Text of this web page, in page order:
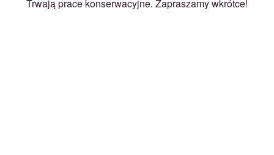
Trwają prace konserwacyjne. Zapraszamy wkrótce!